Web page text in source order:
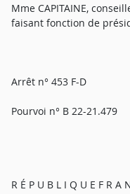
Mme CAPITAINE,
faisant fonction de
Arrêt n° 453 F-D
Pourvoi n° B 22-21.479
R É P U B L I Q U E F R A